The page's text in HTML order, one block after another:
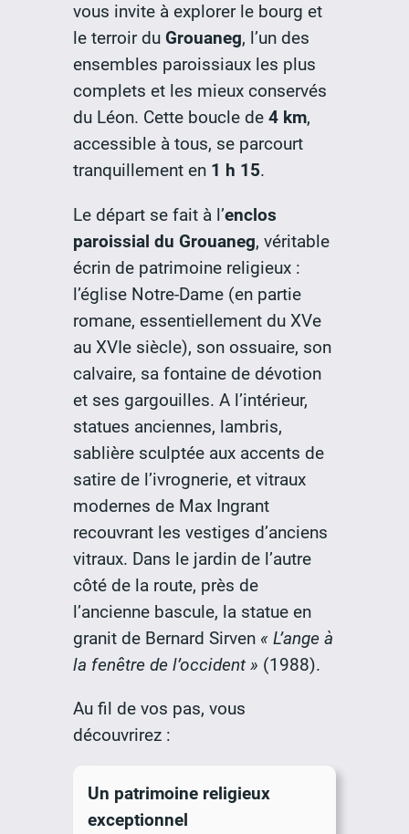
vous invite à explorer le bourg et
le terroir du Grouaneg, l’un des
ensembles paroissiaux les plus
complets et les mieux conservés
du Léon. Cette boucle de 4 km,
accessible à tous, se parcourt
tranquillement en 1 h 15.
Le départ se fait à l’enclos
paroissial du Grouaneg, véritable
écrin de patrimoine religieux :
l’église Notre-Dame (en partie
romane, essentiellement du XVe
au XVIe siècle), son ossuaire, son
calvaire, sa fontaine de dévotion
et ses gargouilles. A l’intérieur,
statues anciennes, lambris,
sablière sculptée aux accents de
satire de l’ivrognerie, et vitraux
modernes de Max Ingrant
recouvrant les vestiges d’anciens
vitraux. Dans le jardin de l’autre
côté de la route, près de
l’ancienne bascule, la statue en
granit de Bernard Sirven « L’ange à
la fenêtre de l’occident » (1988).
Au fil de vos pas, vous
découvrirez :
Un patrimoine religieux
exceptionnel